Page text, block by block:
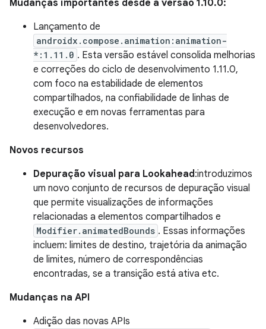
Mudanças importantes desde a versão 1.10.0:
Lançamento de
androidx.compose.animation:animation-
*:1.11.0 . Esta versão estável consolida melhorias
e correções do ciclo de desenvolvimento 1.11.0,
com foco na estabilidade de elementos
compartilhados, na confiabilidade de linhas de
execução e em novas ferramentas para
desenvolvedores.
Novos recursos
Depuração visual para Lookahead:introduzimos
um novo conjunto de recursos de depuração visual
que permite visualizações de informações
relacionadas a elementos compartilhados e
Modifier.animatedBounds . Essas informações
incluem: limites de destino, trajetória da animação
de limites, número de correspondências
encontradas, se a transição está ativa etc.
Mudanças na API
Adição das novas APIs